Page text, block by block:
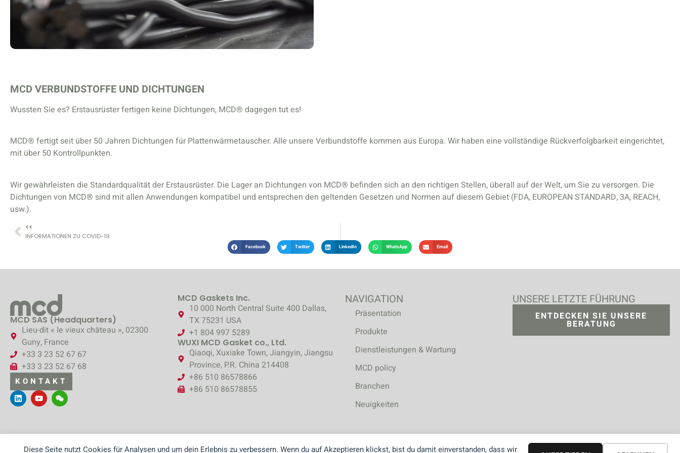
Diese Seite nutzt Cookies für Analysen und um dein Erlebnis zu verbessern. Wenn du auf Akzeptieren klickst, bist du damit einverstanden, dass wir
MCD VERBUNDSTOFFE UND DICHTUNGEN
Wussten Sie es? Erstausrüster fertigen keine Dichtungen, MCD® dagegen tut es!
MCD® fertigt seit über 50 Jahren Dichtungen für Plattenwärmetauscher. Alle unsere Verbundstoffe kommen aus Europa. Wir haben eine vollständige Rückverfolgbarkeit eingerichtet,
mit über 50 Kontrollpunkten.
Wir gewährleisten die Standardqualität der Erstausrüster. Die Lager an Dichtungen von MCD® befinden sich an den richtigen Stellen, überall auf der Welt, um Sie zu versorgen. Die
Dichtungen von MCD® sind mit allen Anwendungen kompatibel und entsprechen den geltenden Gesetzen und Normen auf diesem Gebiet (FDA, EUROPEAN STANDARD, 3A, REACH,
usw.).
<<
INFORMATIONEN ZU COVID-19
Facebook Twitter LinkedIn WhatsApp Email
MCD SAS (Headquarters)
Lieu-dit « le vieux château », 02300
Guny, France
+33 3 23 52 67 67
+33 3 23 52 67 68
KONTAKT
MCD Gaskets Inc.
10 000 North Central Suite 400 Dallas,
TX 75231 USA
+1 804 997 5289
WUXI MCD Gasket co., Ltd.
Qiaoqi, Xuxiake Town, Jiangyin, Jiangsu
Province, P.R. China 214408
+86 510 86578866
+86 510 86578855
NAVIGATION
Präsentation
Produkte
Dienstleistungen & Wartung
MCD policy
Branchen
Neuigkeiten
UNSERE LETZTE FÜHRUNG
ENTDECKEN SIE UNSERE
BERATUNG